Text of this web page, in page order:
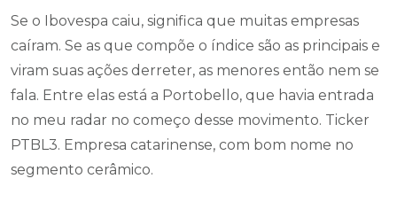
Se o Ibovespa caiu, significa que muitas empresas
caíram. Se as que compõe o índice são as principais e
viram suas ações derreter, as menores então nem se
fala. Entre elas está a Portobello, que havia entrada
no meu radar no começo desse movimento. Ticker
PTBL3. Empresa catarinense, com bom nome no
segmento cerâmico.